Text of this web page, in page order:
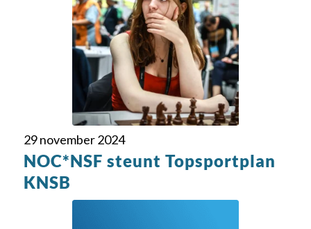
29 november 2024
NOC*NSF steunt Topsportplan
KNSB